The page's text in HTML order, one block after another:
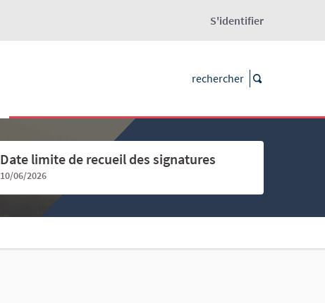
S'identifier
Date limite de recueil des signatures
10/06/2026